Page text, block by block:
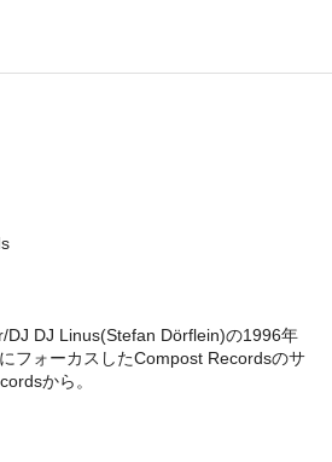
DJ Linus(Stefan Dörflein)の1996年
フォーカスしたCompost Recordsのサ
から。